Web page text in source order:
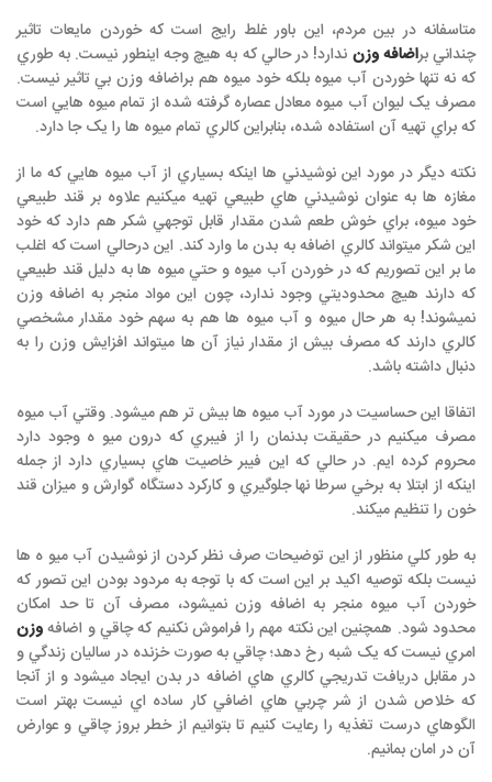
متاسفانه در بين مردم، اين باور غلط رايج است كه خوردن مايعات تاثير
چنداني براضافه وزن ندارد! در حالي كه به هيچ وجه اينطور نيست. به طوري
كه نه تنها خوردن آب ميوه بلكه خود ميوه هم براضافه وزن بي تاثير نيست.
مصرف یک ليوان آب ميوه معادل عصاره گرفته شده از تمام ميوه هايي است
كه براي تهيه آن استفاده شده، بنابراين كالري تمام ميوه ها را یک جا دارد.
نكته ديگر در مورد اين نوشيدني ها اينكه بسياري از آب ميوه هايي كه ما از
مغازه ها به عنوان نوشيدني هاي طبيعي تهيه ميكنيم علاوه بر قند طبيعي
خود ميوه، براي خوش طعم شدن مقدار قابل توجهي شكر هم دارد كه خود
اين شكر ميتواند كالري اضافه به بدن ما وارد كند. اين درحالي است كه اغلب
ما بر اين تصوريم كه در خوردن آب ميوه و حتي ميوه ها به دليل قند طبيعي
كه دارند هيچ محدوديتي وجود ندارد، چون اين مواد منجر به اضافه وزن
نميشوند! به هر حال ميوه و آب ميوه ها هم به سهم خود مقدار مشخصي
كالري دارند كه مصرف بيش از مقدار نياز آن ها ميتواند افزايش وزن را به
دنبال داشته باشد.
اتفاقا اين حساسيت در مورد آب ميوه ها بيش تر هم ميشود. وقتي آب ميوه
مصرف ميكنيم در حقيقت بدنمان را از فيبري كه درون ميو ه وجود دارد
محروم كرده ايم. در حالي كه اين فيبر خاصيت هاي بسياري دارد از جمله
اينكه از ابتلا به برخي سرطا نها جلوگيري و كاركرد دستگاه گوارش و ميزان قند
خون را تنظيم ‌میکند.
به طور كلي منظور از اين توضيحات صرف نظر كردن از نوشیدن آب ميو ه ها
نيست بلكه توصيه اکید بر اين است كه با توجه به مردود بودن اين تصور كه
خوردن آب ميوه منجر به اضافه وزن نميشود، مصرف آن تا حد امكان
محدود شود. همچنين اين نکته مهم را فراموش نكنيم كه چاقي و اضافهوزن
امري نيست كه یک شبه رخ دهد؛ چاقي به صورت خزنده در ساليان زندگي و
در مقابل دريافت تدريجي كالري هاي اضافه در بدن ايجاد ميشود و از آنجا
كه خلاص شدن از شر چربي هاي اضافي كار ساده اي نيست بهتر است
الگوهاي درست تغذيه را رعايت كنيم تا بتوانيم از خطر بروز چاقي و عوارض
آن در امان بمانيم.